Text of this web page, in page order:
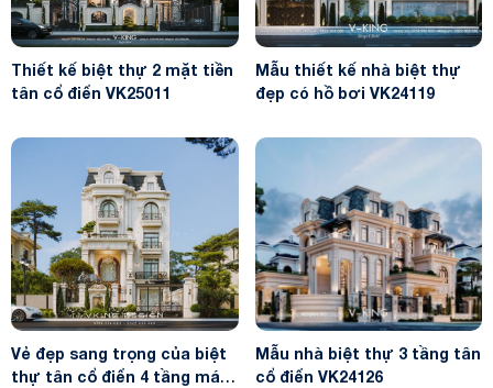
Thiết kế biệt thự 2 mặt tiền
tân cổ điển VK25011
Mẫu thiết kế nhà biệt thự
đẹp có hồ bơi VK24119
Vẻ đẹp sang trọng của biệt
thự tân cổ điển 4 tầng mái
Mẫu nhà biệt thự 3 tầng tân
cổ điển VK24126